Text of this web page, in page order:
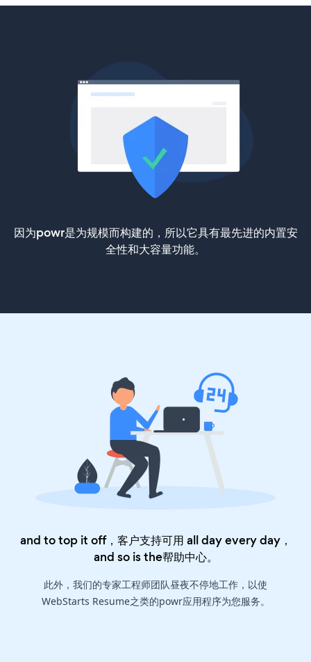
因为powr是为规模而构建的，所以它具有最先进的内置安
全性和大容量功能。
and to top it off，客户支持可用 all day every day，
and so is the帮助中心。
此外，我们的专家工程师团队昼夜不停地工作，以使
WebStarts Resume之类的powr应用程序为您服务。